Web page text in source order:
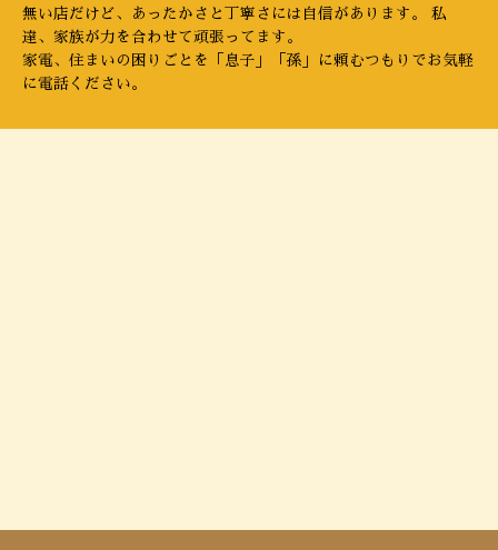
無い店だけど、あったかさと丁寧さには自信があります。 私
達、家族が力を合わせて頑張ってます。
家電、住まいの困りごとを「息子」「孫」に頼むつもりでお気軽
に電話ください。